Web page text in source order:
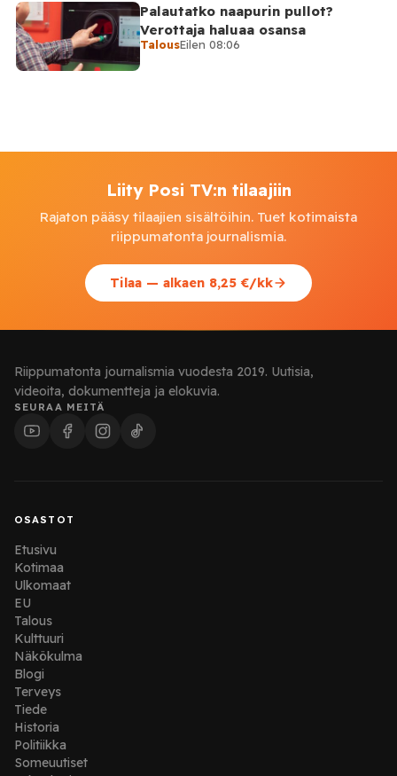
Palautatko naapurin pullot?
Verottaja haluaa osansa
TalousEilen 08:06
Liity Posi TV:n tilaajiin
Rajaton pääsy tilaajien sisältöihin. Tuet kotimaista
riippumatonta journalismia.
Tilaa — alkaen 8,25 €/kk
Riippumatonta journalismia vuodesta 2019. Uutisia,
videoita, dokumentteja ja elokuvia.
SEURAA MEITÄ
OSASTOT
Etusivu
Kotimaa
Ulkomaat
EU
Talous
Kulttuuri
Näkökulma
Blogi
Terveys
Tiede
Historia
Politiikka
Someuutiset